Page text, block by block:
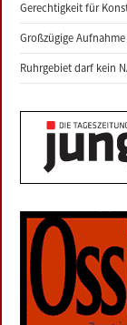
Gerechtigkeit für
Großzügige
Ruhrgebiet darf kein